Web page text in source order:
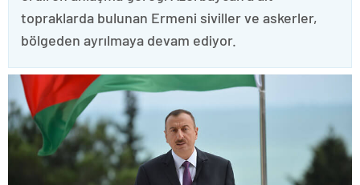
topraklarda bulunan Ermeni siviller ve askerler,
bölgeden ayrılmaya devam ediyor.